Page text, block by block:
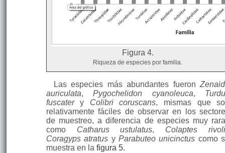
Figura 4.
Riqueza de especies por familia.
Las especies más abundantes fueron
auriculata,Pygochelidon cyanoleuca,
fuscatery Colibri coruscans, mismas que
relativamente fáciles de observar en los
de muestreo, a diferencia de especies muy
como Catharus ustulatus, Colaptes
Coragyps atratus y Parabuteo unicinctus como
muestra en la figura 5.